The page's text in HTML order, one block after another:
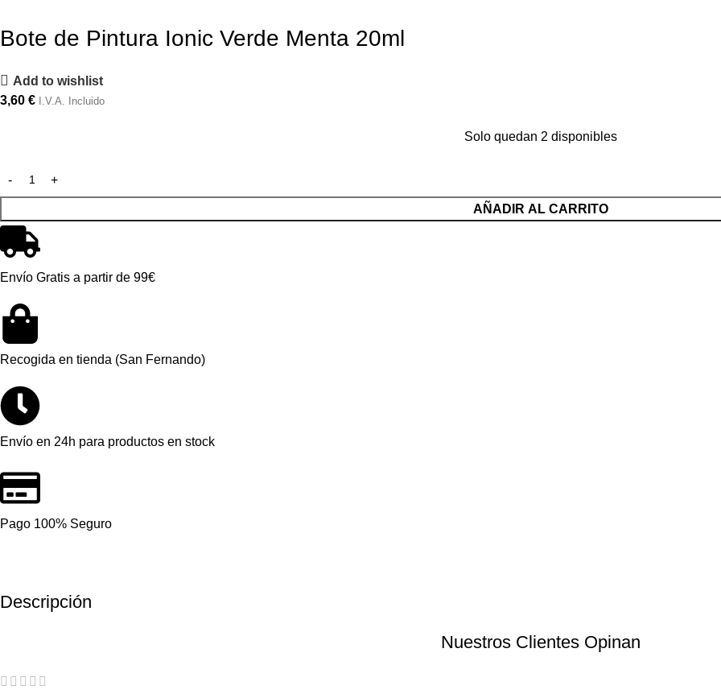
Bote de Pintura Ionic Verde Menta 20ml
Add to wishlist
3,60 € I.V.A. Incluido
Solo quedan 2 disponibles
AÑADIR AL CARRITO
Envío Gratis a partir de 99€
Recogida en tienda (San Fernando)
Envío en 24h para productos en stock
Pago 100% Seguro
Descripción
Nuestros Clientes Opinan